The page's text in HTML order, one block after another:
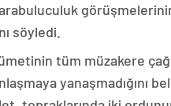
söyledi.
tüm müzakere
yanaşmadığını